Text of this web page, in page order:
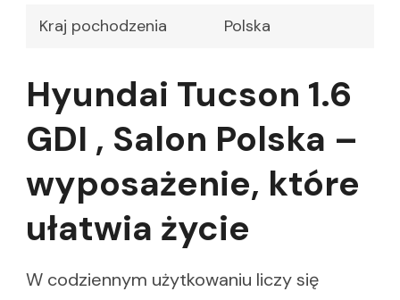
Kraj pochodzenia Polska
Hyundai Tucson 1.6
GDI , Salon Polska –
wyposażenie, które
ułatwia życie
W codziennym użytkowaniu liczy się